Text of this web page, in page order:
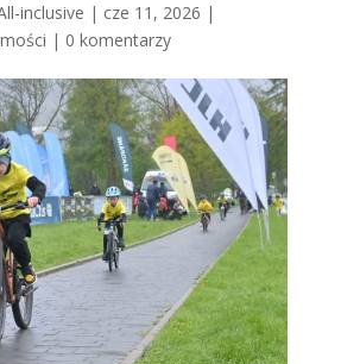
inclusive | cze 11, 2026 |
| 0 komentarzy